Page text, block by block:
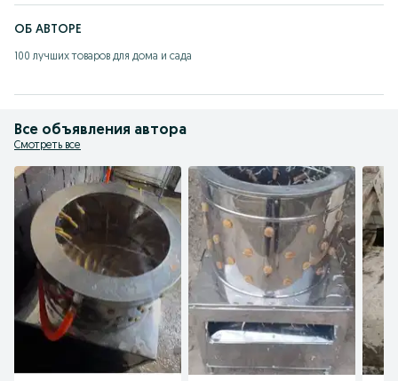
ОБ АВТОРЕ
100 лучших товаров для дома и сада
Все объявления автора
Смотреть все